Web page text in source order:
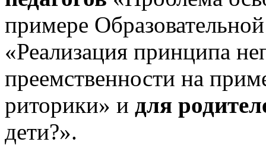
примере
«Реализация принципа
преемственности на
риторики» и для
дети?».